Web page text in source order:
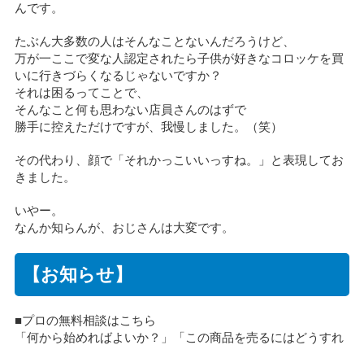
んです。
たぶん大多数の人はそんなことないんだろうけど、
万が一ここで変な人認定されたら子供が好きなコロッケを買
いに行きづらくなるじゃないですか？
それは困るってことで、
そんなこと何も思わない店員さんのはずで
勝手に控えただけですが、我慢しました。（笑）
その代わり、顔で「それかっこいいっすね。」と表現してお
きました。
いやー。
なんか知らんが、おじさんは大変です。
【お知らせ】
■プロの無料相談はこちら
「何から始めればよいか？」「この商品を売るにはどうすれ